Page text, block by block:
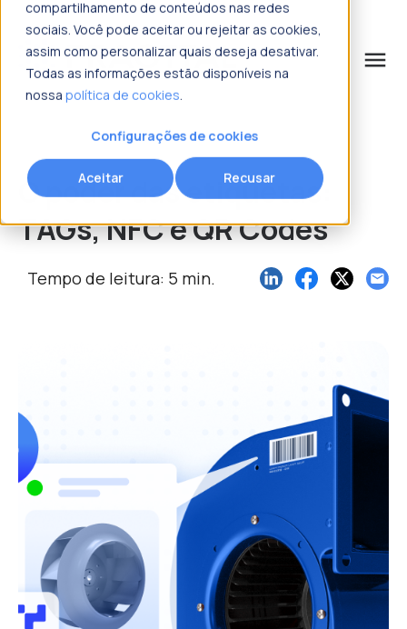
compartilhamento de conteúdos nas redes
sociais. Você pode aceitar ou rejeitar as cookies,
assim como personalizar quais deseja desativar.
Todas as informações estão disponíveis na
nossa política de cookies.
Configurações de cookies
Aceitar Recusar
menu
o que procura?
O poder das etiquetas:
TAGs, NFC e QR Codes
Tempo de leitura: 5 min.